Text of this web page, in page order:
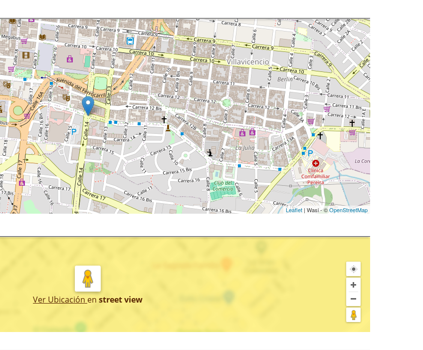
Leaflet | Wasi - ©OpenStreetMap
Ver Ubicación en street view